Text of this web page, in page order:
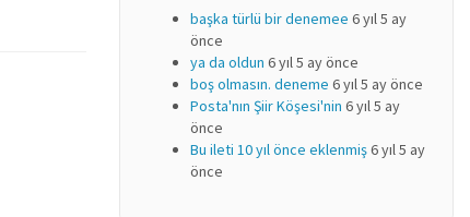
başka türlü bir denemee 6 yıl 5 ay
önce
ya da oldun 6 yıl 5 ay önce
boş olmasın. deneme 6 yıl 5 ay önce
Posta'nın Şiir Köşesi'nin 6 yıl 5 ay
önce
Bu ileti 10 yıl önce eklenmiş6 yıl 5 ay
önce